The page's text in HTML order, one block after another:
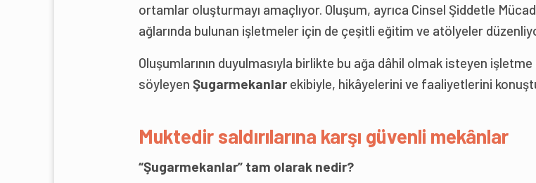
ortamlar oluşturmayı amaçlıyor. Oluşum, ayrıca Cinsel Şiddetle
ağlarında bulunan işletmeler için de çeşitli eğitim ve atölyeler
Oluşumlarının duyulmasıyla birlikte bu ağa dâhil olmak isteyen işletme
söyleyen Şugarmekanlar ekibiyle, hikâyelerini ve faaliyetlerini
Muktedir saldırılarına karşı güvenli mekânlar
“Şugarmekanlar” tam olarak nedir?